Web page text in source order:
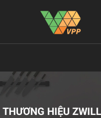
THƯƠNG HIỆU